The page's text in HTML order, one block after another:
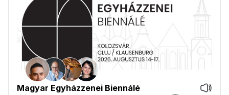
Magyar Egyházzenei Biennálé